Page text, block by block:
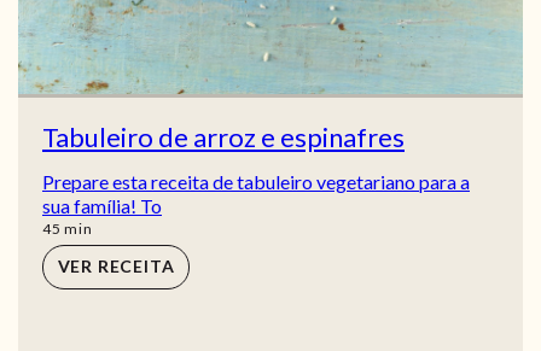
Tabuleiro de arroz e espinafres
Prepare esta receita de tabuleiro vegetariano para a
sua família! To
45 min
min
VER RECEITA